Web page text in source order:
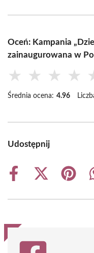
Oceń: Kampania
zainaugurowana w
★ ★ ★ ★
Średnia ocena: 4.96
Udostępnij
Share
Share
(Twitter)
Share